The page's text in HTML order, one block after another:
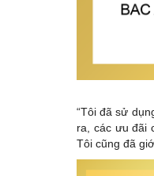
“Tôi đã sử
ra, các ưu đãi
Tôi cũng đã